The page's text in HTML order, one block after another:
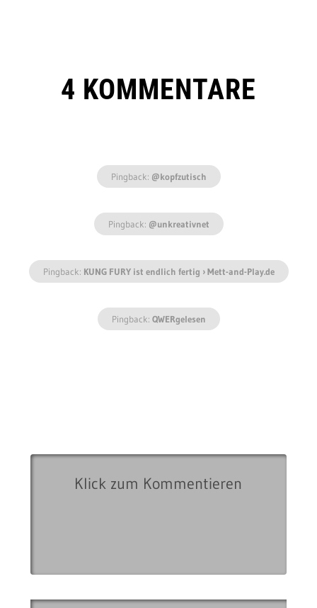
4 KOMMENTARE
Pingback: @kopfzutisch
Pingback: @unkreativnet
Pingback: KUNG FURY ist endlich fertig › Mett-and-Play.de
Pingback: QWERgelesen